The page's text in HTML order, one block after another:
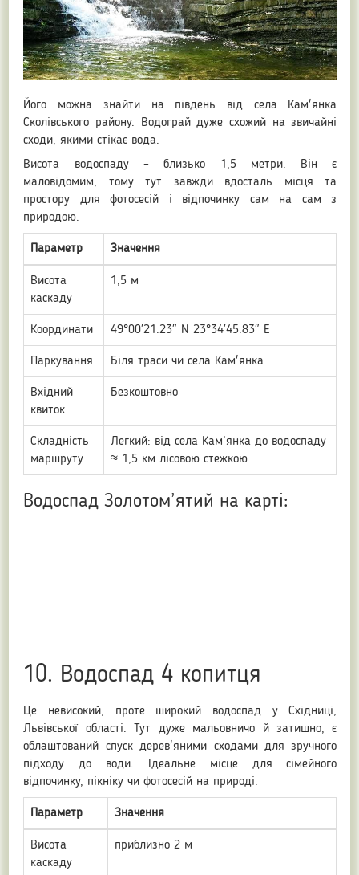
Його можна знайти на південь від села Кам'янка
Сколівського району. Водограй дуже схожий на звичайні
сходи, якими стікає вода.
Висота водоспаду – близько 1,5 метри. Він є
маловідомим, тому тут завжди вдосталь місця та
простору для фотосесій і відпочинку сам на сам з
природою.
Параметр Значення
Висота
каскаду
1,5 м
Координати 49°00′21.23″ N 23°34′45.83″ E
Паркування Біля траси чи села Кам'янка
Вхідний
квиток
Безкоштовно
Складність
маршруту
Легкий: від села Кам’янка до водоспаду
≈ 1,5 км лісовою стежкою
Водоспад Золотом’ятий на карті:
10. Водоспад 4 копитця
Це невисокий, проте широкий водоспад у Східниці,
Львівської області. Тут дуже мальовничо й затишно, є
облаштований спуск дерев'яними сходами для зручного
підходу до води. Ідеальне місце для сімейного
відпочинку, пікніку чи фотосесій на природі.
Параметр Значення
Висота
каскаду
приблизно 2 м